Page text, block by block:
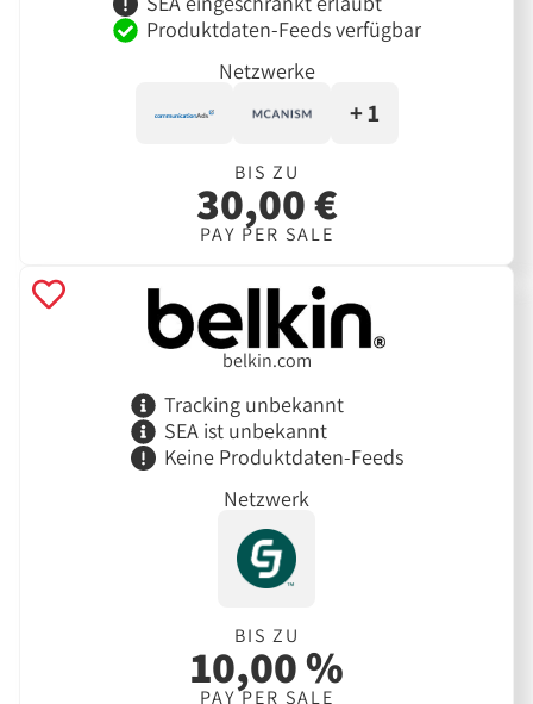
Produktdaten-Feeds verfügbar
Netzwerke
+ 1
BIS ZU
30,00 €
PAY PER SALE
belkin.com
Tracking unbekannt
SEA ist unbekannt
Keine Produktdaten-Feeds
Netzwerk
BIS ZU
10,00 %
PAY PER SALE